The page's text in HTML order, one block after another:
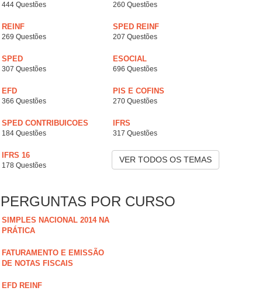
444 Questões 260 Questões
REINF
269 Questões
SPED REINF
207 Questões
SPED
307 Questões
ESOCIAL
696 Questões
EFD
366 Questões
PIS E COFINS
270 Questões
SPED CONTRIBUICOES
184 Questões
IFRS
317 Questões
IFRS 16
178 Questões
VER TODOS OS TEMAS
PERGUNTAS POR CURSO
SIMPLES NACIONAL 2014 NA
PRÁTICA
FATURAMENTO E EMISSÃO
DE NOTAS FISCAIS
EFD REINF